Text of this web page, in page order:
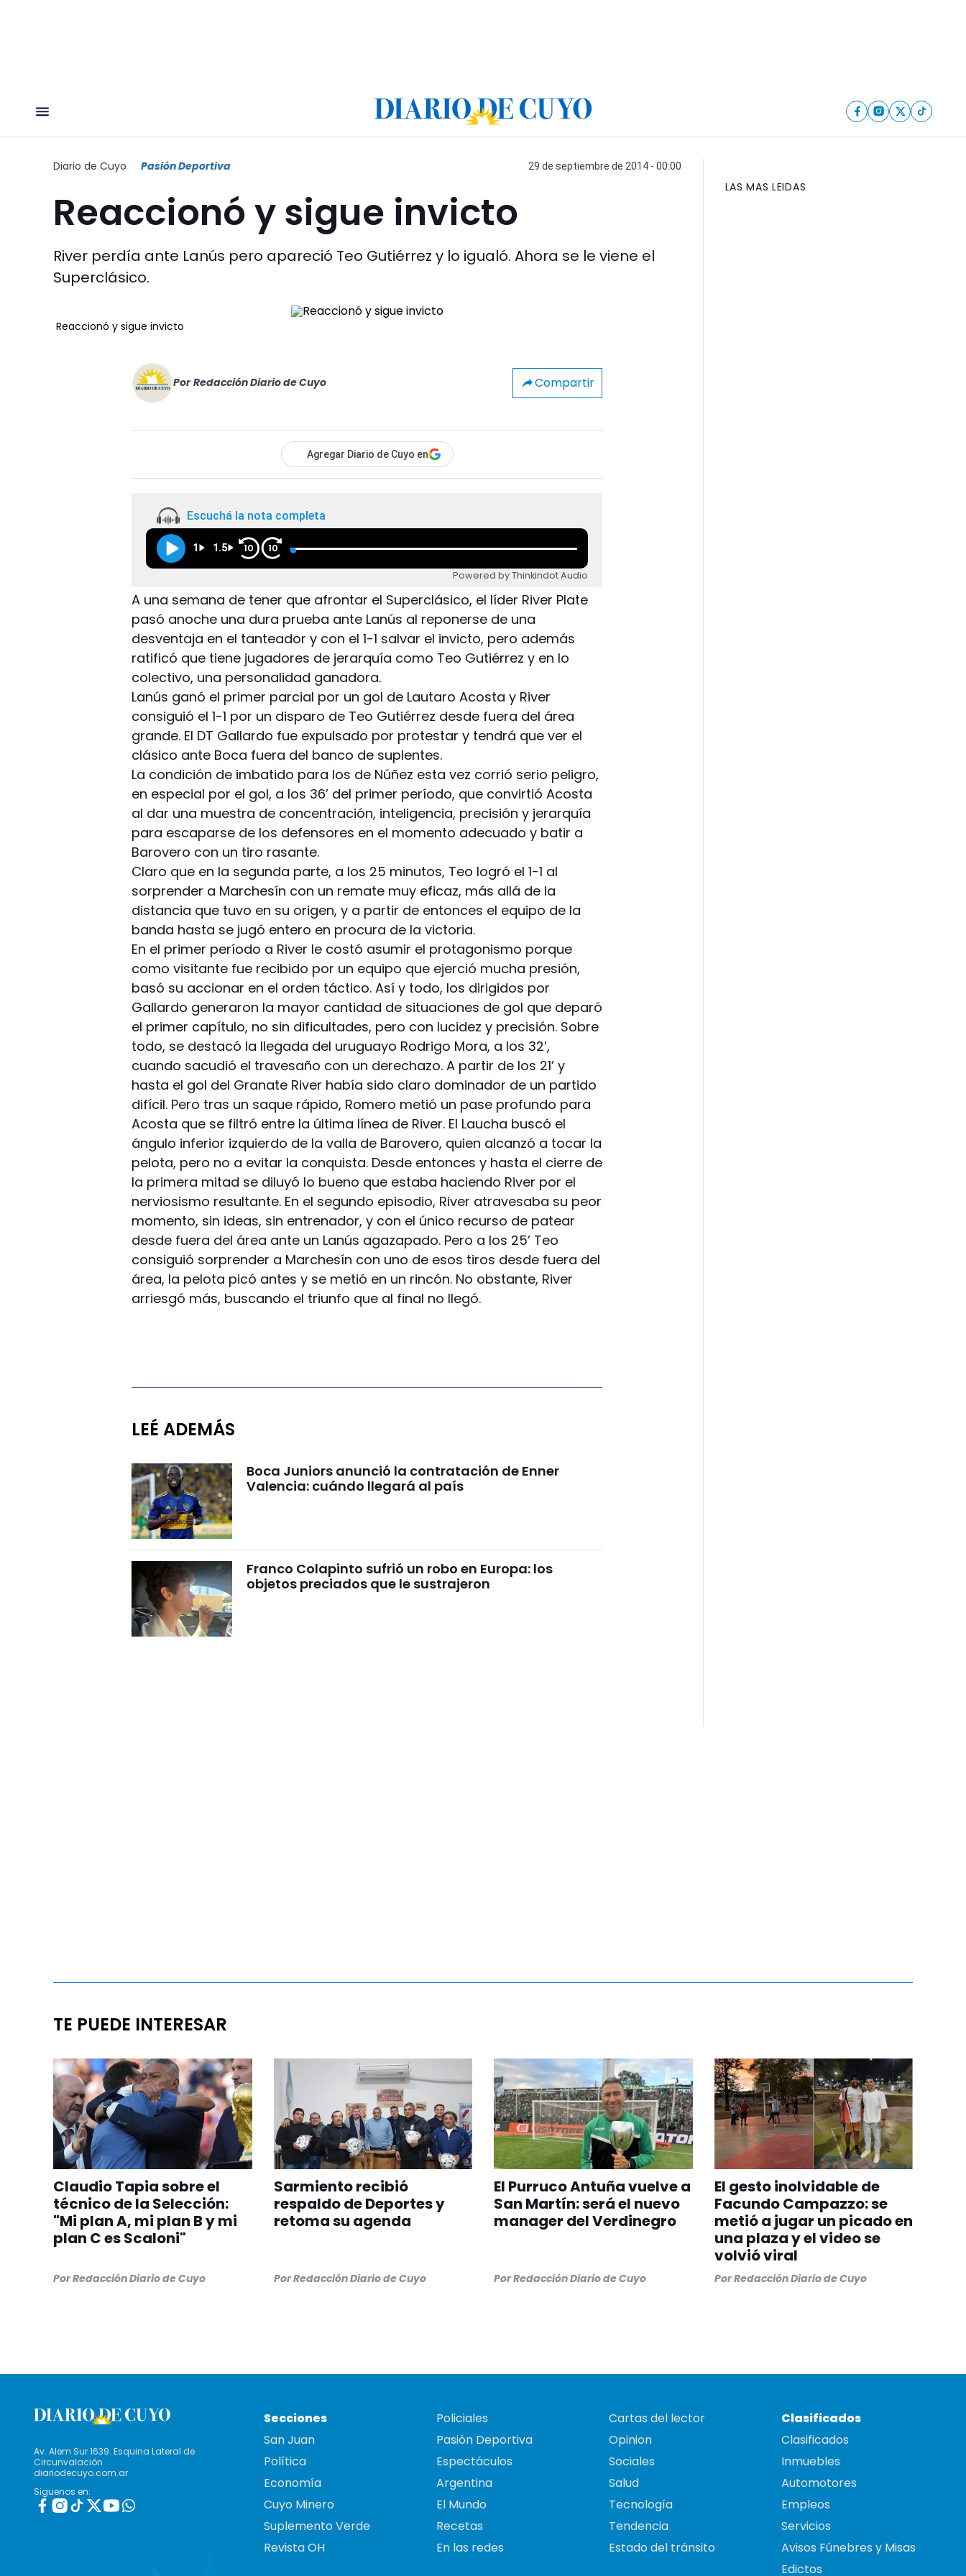
Diario de Cuyo Pasión Deportiva 29 de septiembre de 2014 - 00:00
Reaccionó y sigue invicto
River perdía ante Lanús pero apareció Teo Gutiérrez y lo igualó. Ahora se le viene el
Superclásico.
Reaccionó y sigue invicto
Por Redacción Diario de Cuyo Compartir
Agregar Diario de Cuyo en
Escuchá la nota completa
1 1.5 10 10
Powered by Thinkindot Audio
A una semana de tener que afrontar el Superclásico, el líder River Plate
pasó anoche una dura prueba ante Lanús al reponerse de una
desventaja en el tanteador y con el 1-1 salvar el invicto, pero además
ratificó que tiene jugadores de jerarquía como Teo Gutiérrez y en lo
colectivo, una personalidad ganadora.
Lanús ganó el primer parcial por un gol de Lautaro Acosta y River
consiguió el 1-1 por un disparo de Teo Gutiérrez desde fuera del área
grande. El DT Gallardo fue expulsado por protestar y tendrá que ver el
clásico ante Boca fuera del banco de suplentes.
La condición de imbatido para los de Núñez esta vez corrió serio peligro,
en especial por el gol, a los 36’ del primer período, que convirtió Acosta
al dar una muestra de concentración, inteligencia, precisión y jerarquía
para escaparse de los defensores en el momento adecuado y batir a
Barovero con un tiro rasante.
Claro que en la segunda parte, a los 25 minutos, Teo logró el 1-1 al
sorprender a Marchesín con un remate muy eficaz, más allá de la
distancia que tuvo en su origen, y a partir de entonces el equipo de la
banda hasta se jugó entero en procura de la victoria.
En el primer período a River le costó asumir el protagonismo porque
como visitante fue recibido por un equipo que ejerció mucha presión,
basó su accionar en el orden táctico. Así y todo, los dirigidos por
Gallardo generaron la mayor cantidad de situaciones de gol que deparó
el primer capítulo, no sin dificultades, pero con lucidez y precisión. Sobre
todo, se destacó la llegada del uruguayo Rodrigo Mora, a los 32’,
cuando sacudió el travesaño con un derechazo. A partir de los 21’ y
hasta el gol del Granate River había sido claro dominador de un partido
difícil. Pero tras un saque rápido, Romero metió un pase profundo para
Acosta que se filtró entre la última línea de River. El Laucha buscó el
ángulo inferior izquierdo de la valla de Barovero, quien alcanzó a tocar la
pelota, pero no a evitar la conquista. Desde entonces y hasta el cierre de
la primera mitad se diluyó lo bueno que estaba haciendo River por el
nerviosismo resultante. En el segundo episodio, River atravesaba su peor
momento, sin ideas, sin entrenador, y con el único recurso de patear
desde fuera del área ante un Lanús agazapado. Pero a los 25’ Teo
consiguió sorprender a Marchesín con uno de esos tiros desde fuera del
área, la pelota picó antes y se metió en un rincón. No obstante, River
arriesgó más, buscando el triunfo que al final no llegó.
LEÉ ADEMÁS
Boca Juniors anunció la contratación de Enner
Valencia: cuándo llegará al país
Franco Colapinto sufrió un robo en Europa: los
objetos preciados que le sustrajeron
LAS MAS LEIDAS
TE PUEDE INTERESAR
Claudio Tapia sobre el
técnico de la Selección:
"Mi plan A, mi plan B y mi
plan C es Scaloni"
PorRedacción Diario de Cuyo
Sarmiento recibió
respaldo de Deportes y
retoma su agenda
PorRedacción Diario de Cuyo
El Purruco Antuña vuelve a
San Martín: será el nuevo
manager del Verdinegro
PorRedacción Diario de Cuyo
El gesto inolvidable de
Facundo Campazzo: se
metió a jugar un picado en
una plaza y el video se
volvió viral
PorRedacción Diario de Cuyo
Av. Alem Sur 1639. Esquina Lateral de
Circunvalación
diariodecuyo.com.ar
Siguenos en:
Secciones
San Juan
Política
Economía
Cuyo Minero
Suplemento Verde
Revista OH
Policiales
Pasión Deportiva
Espectáculos
Argentina
El Mundo
Recetas
En las redes
Cartas del lector
Opinion
Sociales
Salud
Tecnología
Tendencia
Estado del tránsito
Clasificados
Clasificados
Inmuebles
Automotores
Empleos
Servicios
Avisos Fúnebres y Misas
Edictos